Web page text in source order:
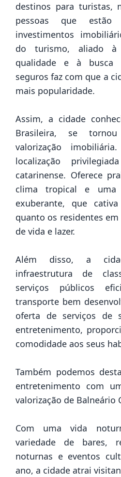
destinos para turistas,
pessoas que estão
investimentos
do turismo, aliado à
qualidade e à busca
seguros faz com que a
mais popularidade.
Assim, a cidade
Brasileira, se
valorização
localização
catarinense. Oferece
clima tropical e uma
exuberante, que
quanto os residentes
de vida e lazer.
Além disso, a
infraestrutura de
serviços públicos
transporte bem
oferta de serviços de
entretenimento,
comodidade aos seus
Também podemos
entretenimento com
valorização de Balneário
Com uma vida
variedade de bares,
noturnas e eventos
ano, a cidade atrai